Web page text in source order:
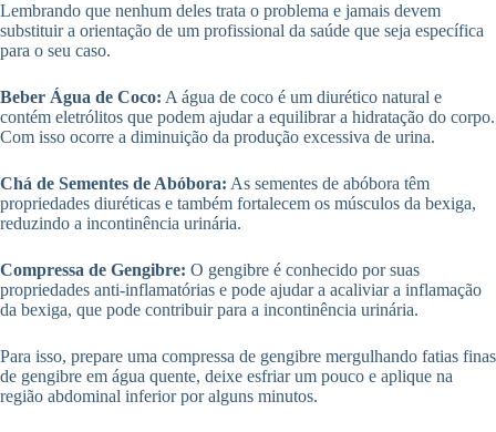
Lembrando que nenhum deles trata o problema e jamais devem
substituir a orientação de um profissional da saúde que seja específica
para o seu caso.
Beber Água de Coco: A água de coco é um diurético natural e
contém eletrólitos que podem ajudar a equilibrar a hidratação do corpo.
Com isso ocorre a diminuição da produção excessiva de urina.
Chá de Sementes de Abóbora: As sementes de abóbora têm
propriedades diuréticas e também fortalecem os músculos da bexiga,
reduzindo a incontinência urinária.
Compressa de Gengibre: O gengibre é conhecido por suas
propriedades anti-inflamatórias e pode ajudar a acaliviar a inflamação
da bexiga, que pode contribuir para a incontinência urinária.
Para isso, prepare uma compressa de gengibre mergulhando fatias finas
de gengibre em água quente, deixe esfriar um pouco e aplique na
região abdominal inferior por alguns minutos.